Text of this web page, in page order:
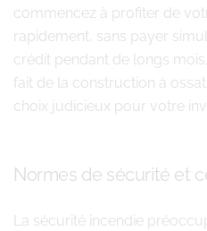
commencez à profiter de
rapidement, sans payer
crédit pendant de longs
fait de la construction à
choix judicieux pour votre
Normes de sécurité et
La sécurité incendie